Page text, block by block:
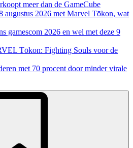
meer dan de GameCube
augustus 2026 met Marvel Tōkon, wat
gamescom 2026 en wel met deze 9
Tōkon: Fighting Souls voor de
met 70 procent door minder virale